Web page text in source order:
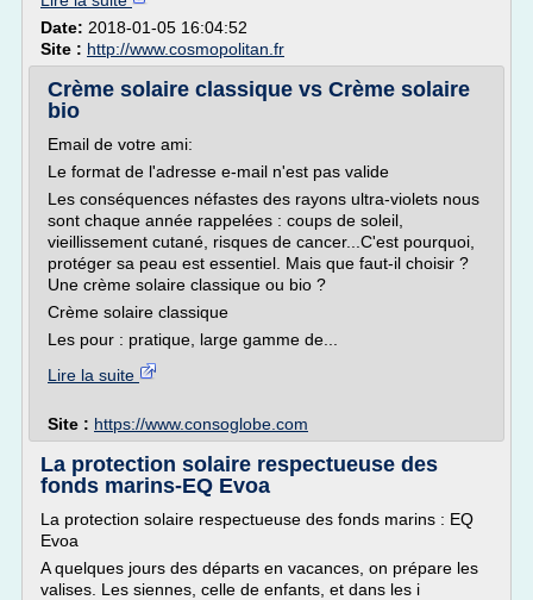
Date: 2018-01-05 16:04:52
Site : http://www.cosmopolitan.fr
Crème solaire classique vs Crème solaire
bio
Email de votre ami:
Le format de l'adresse e-mail n'est pas valide
Les conséquences néfastes des rayons ultra-violets nous
sont chaque année rappelées : coups de soleil,
vieillissement cutané, risques de cancer...C'est pourquoi,
protéger sa peau est essentiel. Mais que faut-il choisir ?
Une crème solaire classique ou bio ?
Crème solaire classique
Les pour : pratique, large gamme de...
Lire la suite
Site : https://www.consoglobe.com
La protection solaire respectueuse des
fonds marins-EQ Evoa
La protection solaire respectueuse des fonds marins : EQ
Evoa
A quelques jours des départs en vacances, on prépare les
valises. Les siennes, celle de enfants, et dans les i